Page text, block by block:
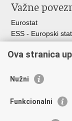
Važne
Eurostat
ESS - Europski
Statistički savjet
Statistički
Odbor za sustav
Ova stranica
Nužni
Funkcionalni